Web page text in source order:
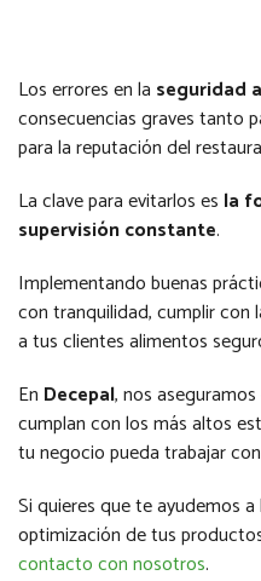
Los errores en la seguridad
consecuencias graves tanto
para la reputación del
La clave para evitarlos es la
supervisión constante.
Implementando buenas
con tranquilidad, cumplir con
a tus clientes alimentos
En Decepal, nos
cumplan con los más altos
tu negocio pueda trabajar
Si quieres que te ayudemos
optimización de tus
contacto con nosotros.